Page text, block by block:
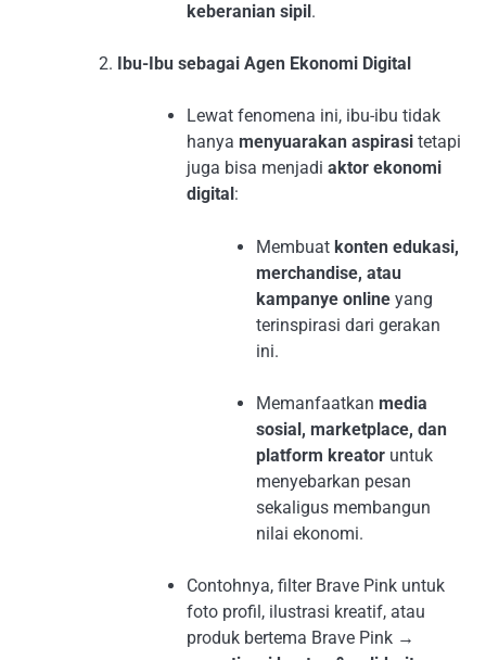
keberanian sipil .
Ibu-Ibu sebagai Agen Ekonomi Digital
Lewat fenomena ini, ibu-ibu tidak
hanya menyuarakan aspirasi tetapi
juga bisa menjadi aktor ekonomi
digital :
Membuat konten edukasi,
merchandise, atau
kampanye online yang
terinspirasi dari gerakan
ini.
Memanfaatkan media
sosial, marketplace, dan
platform kreator untuk
menyebarkan pesan
sekaligus membangun
nilai ekonomi.
Contohnya, filter Brave Pink untuk
foto profil, ilustrasi kreatif, atau
produk bertema Brave Pink →